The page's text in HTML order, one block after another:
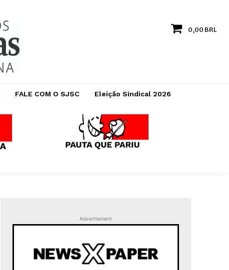
0,00 BRL
FALE COM O SJSC Eleição Sindical 2026
Advertisment